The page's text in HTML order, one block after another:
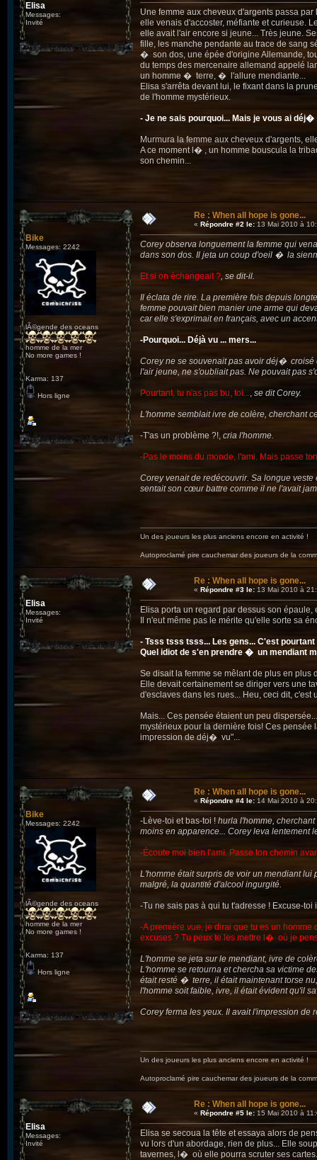
Elisa
Messages:
Invité
Une femme aux cheveux d'argents passa
elle venais d'accoster, méfiante et curieuse.
elle avait l'air encore si jeune... Très jeune.
fille, les manche pendante au trace de sang
� son dos, une épée d'origine Allemande,
du temps des mercenaire allemand appelé
un homme � terre, � l'allure mendiante...
Elisa s'arrêta devant lui, le fixant dans la
de l'homme mystérieux.
- Je ne sais pourquoi... Mais je vous ai
Murmura la femme aux cheveux d'argents,
A ce moment l� , un homme bouscula la
son chemin...
Bike
Messages: 2242
lÃ©gende des oceans
homme de la mer
No more games !
Karma: 137
Hors ligne
Re : When all hope is gone...
« Répondre #2 le: 13 Mai 2010 à
Corey observa longuement la femme qui
dans son dos. Il jeta un coup d'oeil � la
Et si on échangeait ?, se dit-il.
Il éclata de rire. La première fois depuis
femme pouvait bien manier une arme qui
car elle s'exprimait en français, avec un
-Pourquoi... Déjà vu ... mers...
Corey ne se souvenait pas avoir déj� croisé
l'air jeune, ne s'oubliait pas. Ne pouvait pas
Pourtant, tu n'as pas bu, toi..., se dit Corey.
L'homme semblait ivre de colère, cherchant
-T'as un problème ?!, cria l'homme.
-Pas le moins du monde, l'ami. Mais passe
Corey venait de redécouvrir. Sa longue
sentait son cœur battre comme il ne l'avait
Un des joueurs les plus anciens encore en activité !
Autoproclamé pire cauchemar des joueurs de la
Elisa
Messages:
Invité
Re : When all hope is gone...
« Répondre #3 le: 13 Mai 2010 à
Elisa porta un regard par dessus son
Il n'eut même pas le mérite qu'elle sorte sa
- Tsss tsss tsss... Les gens... C'est
Quel idiot de s'en prendre � un mendiant
Se disait la femme se mêlant de plus en
Elle devait certainement se diriger vers une
d'esclaves dans les rues... Heu, ceci dit,
Mais... Ces pensée étaient un peu
mystérieux pour la dernière fois! Ces
impression de déj� vu"...
Bike
Messages: 2242
lÃ©gende des oceans
homme de la mer
No more games !
Karma: 137
Hors ligne
Re : When all hope is gone...
« Répondre #4 le: 14 Mai 2010 à
-Lève-toi et bas-toi ! hurla l'homme,
moins en apparence... Corey leva lentement
-Écoute moi bien l'ami. Passe ton chemin
L'homme était surpris de voir un mendiant
malgré, la quantité d'alcool ingurgité.
-Tu ne sais pas à qui tu t'adresse ! Excuse-toi
-A première vue, je dirai que tu es un
excuses ? Tu peux te les mettre l� où je
L'homme se jeta sur le mendiant, ivre de
L'homme se retourna et chercha sa victime
était resté � terre, il était maintenant torse
l'homme soit faible, ivre, il était évident qu'il
Corey ferma les yeux. Il avait l'impression de
Un des joueurs les plus anciens encore en activité !
Autoproclamé pire cauchemar des joueurs de la
Elisa
Messages:
Invité
Re : When all hope is gone...
« Répondre #5 le: 15 Mai 2010 à
Elisa se secoua la tête et essaya alors de
vu lors d'un abordage, rien de plus... Elle
tavernes, l� où elle pourra scruter ses